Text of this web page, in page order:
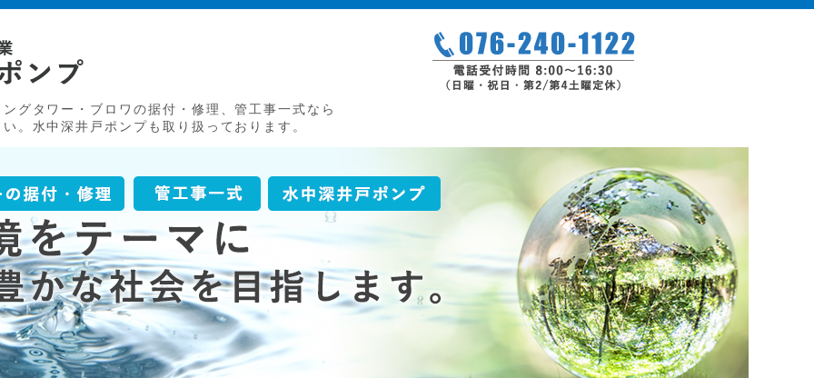
グタワー・ブロワの据付・修理、管工事一式なら
。水中深井戸ポンプも取り扱っております。